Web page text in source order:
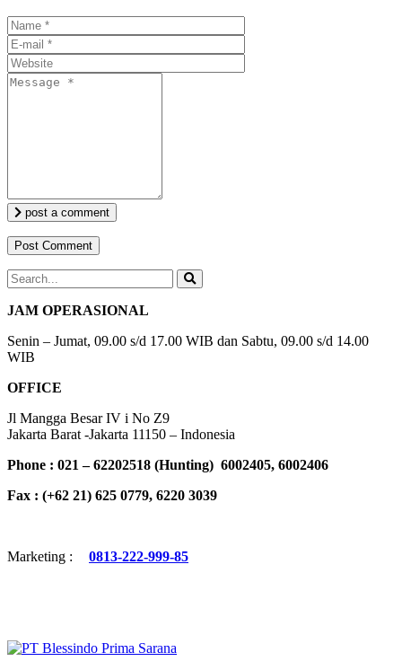
post a comment
JAM OPERASIONAL
Senin – Jumat, 09.00 s/d 17.00 WIB dan Sabtu, 09.00 s/d 14.00
WIB
OFFICE
Jl Mangga Besar IV i No Z9
Jakarta Barat -Jakarta 11150 – Indonesia
Phone : 021 – 62202518 (Hunting) 6002405, 6002406
Fax : (+62 21) 625 0779, 6220 3039
Marketing : 0813-222-999-85